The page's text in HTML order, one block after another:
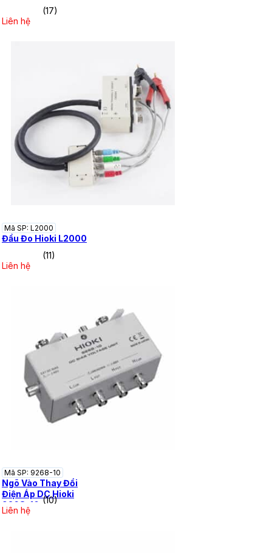
(17)
Liên hệ
Mã SP: L2000
Đầu Đo Hioki L2000
(11)
Liên hệ
Mã SP: 9268-10
Ngõ Vào Thay Đổi
Điện Áp DC Hioki
9268-10 (10)
Liên hệ